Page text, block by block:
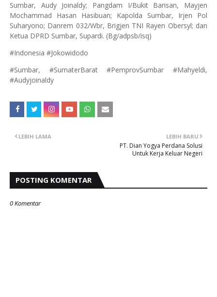
Sumbar, Audy Joinaldy; Pangdam I/Bukit Barisan, Mayjen
Mochammad Hasan Hasibuan; Kapolda Sumbar, Irjen Pol
Suharyono; Danrem 032/Wbr, Brigjen TNI Rayen Obersyl; dan
Ketua DPRD Sumbar, Supardi. (Bg/adpsb/isq)
#Indonesia #Jokowidodo
#Sumbar, #SumaterBarat #PemprovSumbar #Mahyeldi,
#Audyjoinaldy
LEBIH BARU
PT. Dian Yogya Perdana Solusi
Untuk Kerja Keluar Negeri
LEBIH LAMA
POSTING KOMENTAR
0 Komentar